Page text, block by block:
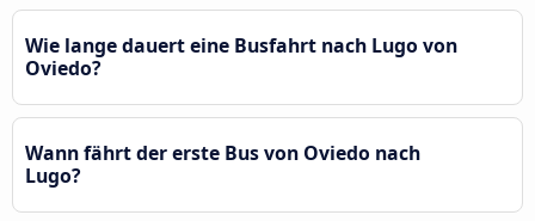
Wie lange dauert eine Busfahrt nach Lugo von
Oviedo?
Wann fährt der erste Bus von Oviedo nach
Lugo?